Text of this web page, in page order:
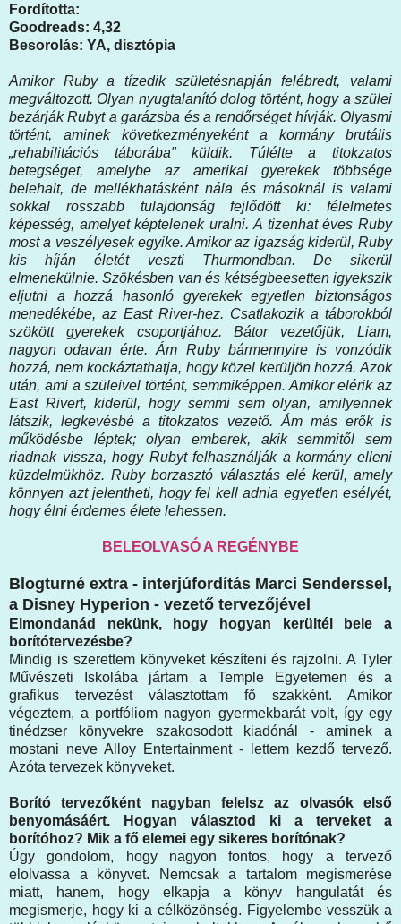
Fordította:
Goodreads: 4,32
Besorolás: YA, disztópia
Amikor Ruby a tízedik születésnapján felébredt, valami
megváltozott. Olyan nyugtalanító dolog történt, hogy a szülei
bezárják Rubyt a garázsba és a rendőrséget hívják. Olyasmi
történt, aminek következményeként a kormány brutális
„rehabilitációs táborába" küldik. Túlélte a titokzatos
betegséget, amelybe az amerikai gyerekek többsége
belehalt, de mellékhatásként nála és másoknál is valami
sokkal rosszabb tulajdonság fejlődött ki: félelmetes
képesség, amelyet képtelenek uralni. A tizenhat éves Ruby
most a veszélyesek egyike. Amikor az igazság kiderül, Ruby
kis híján életét veszti Thurmondban. De sikerül
elmenekülnie. Szökésben van és kétségbeesetten igyekszik
eljutni a hozzá hasonló gyerekek egyetlen biztonságos
menedékébe, az East River-hez. Csatlakozik a táborokból
szökött gyerekek csoportjához. Bátor vezetőjük, Liam,
nagyon odavan érte. Ám Ruby bármennyire is vonzódik
hozzá, nem kockáztathatja, hogy közel kerüljön hozzá. Azok
után, ami a szüleivel történt, semmiképpen. Amikor elérik az
East Rivert, kiderül, hogy semmi sem olyan, amilyennek
látszik, legkevésbé a titokzatos vezető. Ám más erők is
működésbe léptek; olyan emberek, akik semmitől sem
riadnak vissza, hogy Rubyt felhasználják a kormány elleni
küzdelmükhöz. Ruby borzasztó választás elé kerül, amely
könnyen azt jelentheti, hogy fel kell adnia egyetlen esélyét,
hogy élni érdemes élete lehessen.
BELEOLVASÓ A REGÉNYBE
Blogturné extra - interjúfordítás Marci Senderssel,
a Disney Hyperion - vezető tervezőjével
Elmondanád nekünk, hogy hogyan kerültél bele a
borítótervezésbe?
Mindig is szerettem könyveket készíteni és rajzolni. A Tyler
Művészeti Iskolába jártam a Temple Egyetemen és a
grafikus tervezést választottam fő szakként. Amikor
végeztem, a portfóliom nagyon gyermekbarát volt, így egy
tinédzser könyvekre szakosodott kiadónál - aminek a
mostani neve Alloy Entertainment - lettem kezdő tervező.
Azóta tervezek könyveket.
Borító tervezőként nagyban felelsz az olvasók első
benyomásáért. Hogyan választod ki a terveket a
borítóhoz? Mik a fő elemei egy sikeres borítónak?
Úgy gondolom, hogy nagyon fontos, hogy a tervező
elolvassa a könyvet. Nemcsak a tartalom megismerése
miatt, hanem, hogy elkapja a könyv hangulatát és
megismerje, hogy ki a célközönség. Figyelembe vesszük a